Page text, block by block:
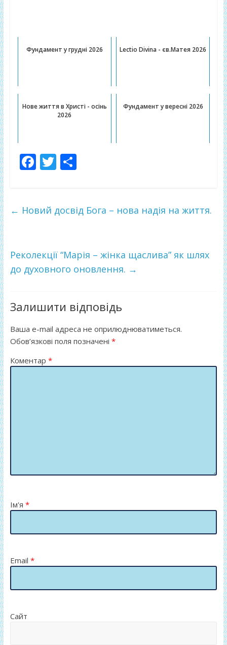
Фундамент у грудні 2026 Lectio Divina - єв.Матея 2026
Нове життя в Христі - осінь
2026
Фундамент у вересні 2026
F
b
k
T
er
П
л
и
ся
← Новий досвід Бога – нова надія на життя.
Реколекції “Марія – жінка щаслива” як шлях
до духовного оновлення. →
Залишити відповідь
Ваша e-mail адреса не оприлюднюватиметься.
Обов’язкові поля позначені *
Коментар *
Ім'я *
Email *
Сайт